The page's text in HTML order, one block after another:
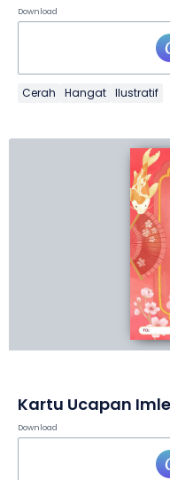
Download
Cerah Hangat Ilustratif
Download